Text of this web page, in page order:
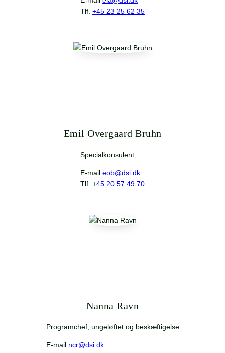
Tlf. +45 23 25 62 35
Emil Overgaard Bruhn
Specialkonsulent
E-mail eob@dsi.dk
Tlf. +45 20 57 49 70
Nanna Ravn
Programchef, ungeløftet og beskæftigelse
E-mail ncr@dsi.dk